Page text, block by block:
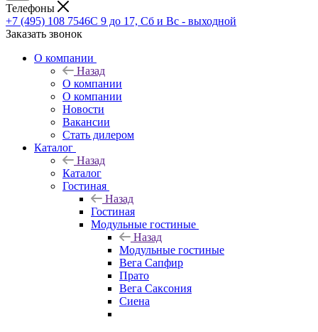
Телефоны
+7 (495) 108 7546С 9 до 17, Сб и Вс - выходной
Заказать звонок
О компании
Назад
О компании
О компании
Новости
Вакансии
Стать дилером
Каталог
Назад
Каталог
Гостиная
Назад
Гостиная
Модульные гостиные
Назад
Модульные гостиные
Вега Сапфир
Прато
Вега Саксония
Сиена